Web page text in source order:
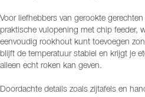
Voor liefhebbers van gerookte
praktische vulopening met chip feeder,
eenvoudig rookhout kunt toevoegen
blijft de temperatuur stabiel en krijgt je
alleen echt roken kan geven.
Doordachte details zoals zijtafels en